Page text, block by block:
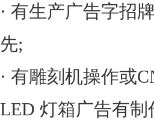
· 有生产广告字招
先;
· 有雕刻机操作或
LED 灯箱广告有